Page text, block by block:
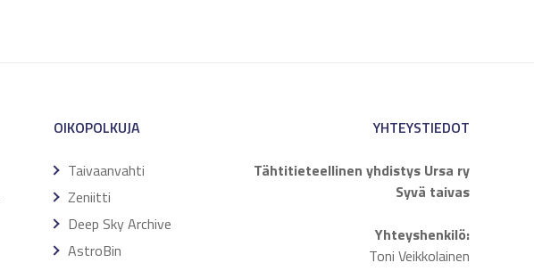
OIKOPOLKUJA
Taivaanvahti
Zeniitti
Deep Sky Archive
AstroBin
YHTEYSTIEDOT
Tähtitieteellinen yhdistys Ursa ry
Syvä taivas
Yhteyshenkilö:
Toni Veikkolainen